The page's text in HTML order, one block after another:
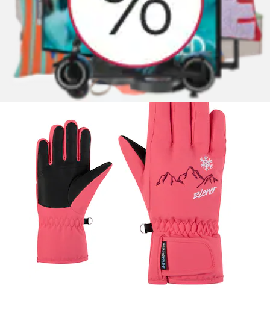
atmungsaktiv,...
Ziener
Ursprünglicher Preis
UVP 29,99 € Rabatt
- 26 %
Aktueller Preis
21,99 €